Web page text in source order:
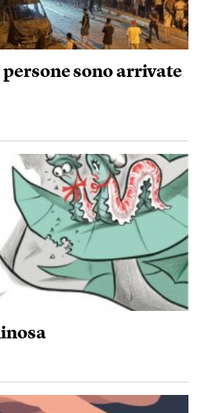
persone sono arrivate